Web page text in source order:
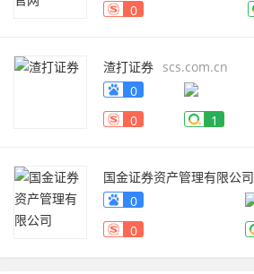
0
渣打证券 scs.com.cn
0
0
1
国金证券资产管理有限公司
0
0